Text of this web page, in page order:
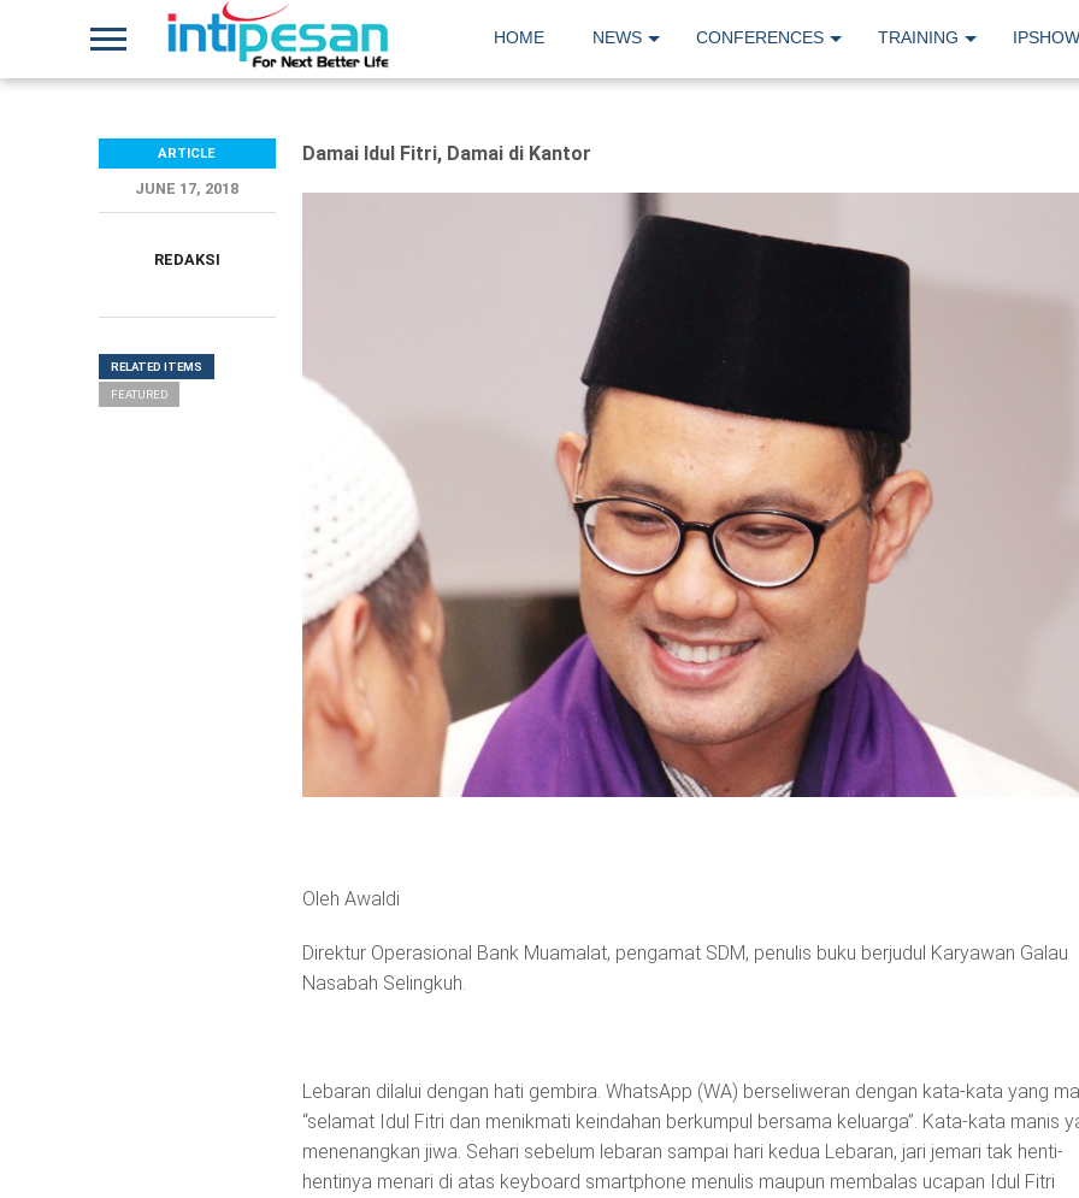
HOME NEWS CONFERENCES TRAINING IPSHOW
Damai Idul Fitri, Damai di Kantor
Oleh Awaldi
Direktur Operasional Bank Muamalat, pengamat SDM, penulis buku berjudul Karyawan Galau
Nasabah Selingkuh.
Lebaran dilalui dengan hati gembira. WhatsApp (WA) berseliweran dengan kata-kata yang
“selamat Idul Fitri dan menikmati keindahan berkumpul bersama keluarga”. Kata-kata manis
menenangkan jiwa. Sehari sebelum lebaran sampai hari kedua Lebaran, jari jemari tak henti-
hentinya menari di atas keyboard smartphone menulis maupun membalas ucapan Idul Fitri
ARTICLE
JUNE 17, 2018
REDAKSI
RELATED ITEMS
FEATURED